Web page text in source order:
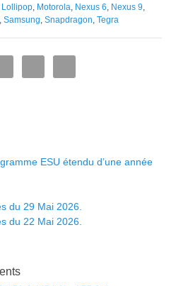
Lollipop, Motorola, Nexus 6, Nexus 9,
, Samsung, Snapdragon, Tegra
ESU étendu d’une année
du 29 Mai 2026.
du 22 Mai 2026.